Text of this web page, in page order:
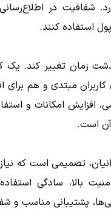
شفافیت در
استفاده کنند.
زمان تغییر کند.
مبتدی و هم برای
افزایش امکانات و
آن است.
تصمیمی است که
بالا، سادگی
پشتیبانی مناسب و